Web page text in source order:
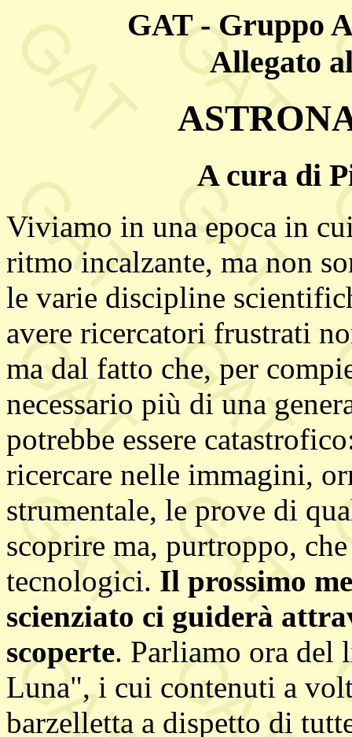
GAT - Gruppo
Allegato
A cura di
Viviamo in una epoca in
ritmo incalzante, ma non
le varie discipline
avere ricercatori frustrati
ma dal fatto che, per
necessario più di una
potrebbe essere
ricercare nelle immagini,
strumentale, le prove di
scoprire ma, purtroppo,
tecnologici. Il prossimo
scienziato ci guiderà
scoperte. Parliamo ora del
Luna", i cui contenuti a
barzelletta a dispetto di